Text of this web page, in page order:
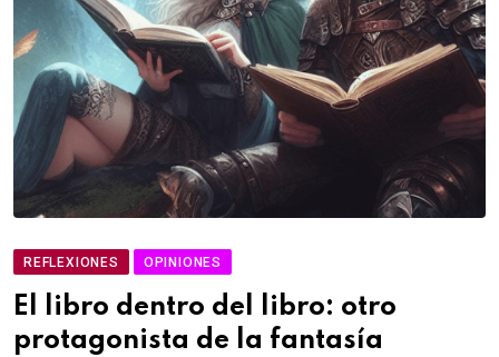
REFLEXIONES OPINIONES
El libro dentro del libro: otro
protagonista de la fantasía